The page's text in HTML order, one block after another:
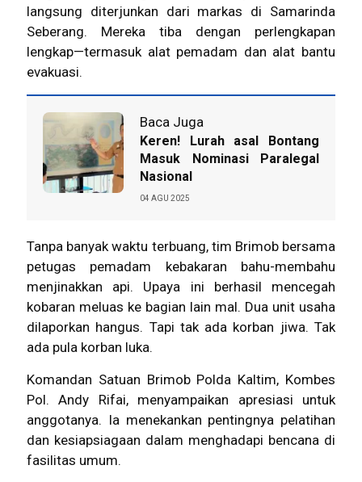
langsung diterjunkan dari markas di Samarinda
Seberang. Mereka tiba dengan perlengkapan
lengkap—termasuk alat pemadam dan alat bantu
evakuasi.
Baca Juga
Keren! Lurah asal Bontang
Masuk Nominasi Paralegal
Nasional
04 AGU 2025
Tanpa banyak waktu terbuang, tim Brimob bersama
petugas pemadam kebakaran bahu-membahu
menjinakkan api. Upaya ini berhasil mencegah
kobaran meluas ke bagian lain mal. Dua unit usaha
dilaporkan hangus. Tapi tak ada korban jiwa. Tak
ada pula korban luka.
Komandan Satuan Brimob Polda Kaltim, Kombes
Pol. Andy Rifai, menyampaikan apresiasi untuk
anggotanya. Ia menekankan pentingnya pelatihan
dan kesiapsiagaan dalam menghadapi bencana di
fasilitas umum.